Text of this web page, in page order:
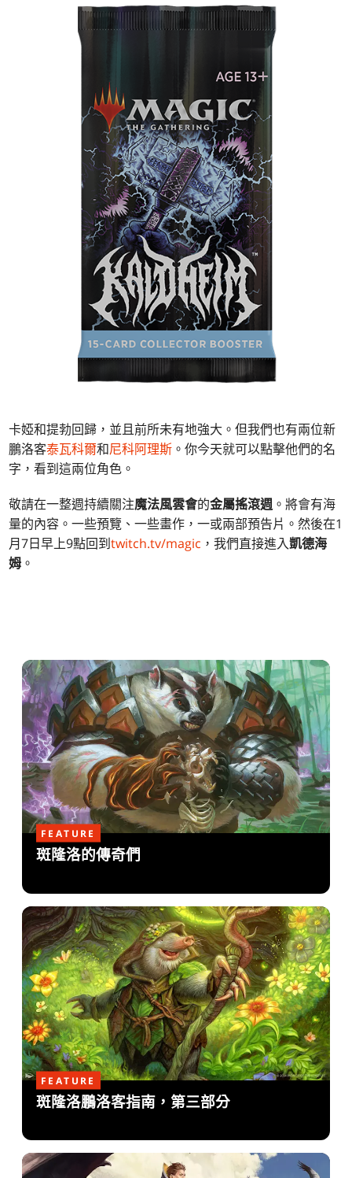
卡婭和提勃回歸，並且前所未有地強大。但我們也有兩位新
鵬洛客泰瓦科爾和尼科阿理斯 。你今天就可以點擊他們的名
字，看到這兩位角色。
敬請在一整週持續關注魔法風雲會的金屬搖滾週 。將會有海
量的內容。一些預覽、一些畫作，一或兩部預告片。然後在1
月7日早上9點回到twitch.tv/magic ，我們直接進入凱德海
姆 。
FEATURE
斑隆洛的傳奇們
FEATURE
斑隆洛鵬洛客指南，第三部分